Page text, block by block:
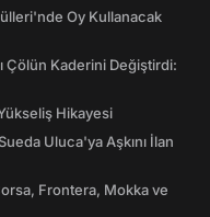
Oy Kullanacak
Çölün Kaderini Değiştirdi:
Hikayesi
Uluca'ya Aşkını İlan
Frontera, Mokka ve